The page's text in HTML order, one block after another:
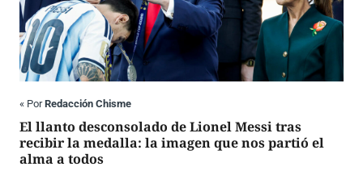
« PorRedacción Chisme
El llanto desconsolado de Lionel Messi tras
recibir la medalla: la imagen que nos partió el
alma a todos